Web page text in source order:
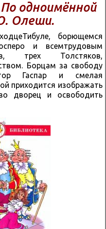
По одноимённой
Олеши.
борющемся
и всемтрудовым
трех Толстяков,
Борцам за свободу
Гаспар и смелая
приходится изображать
дворец и освободить